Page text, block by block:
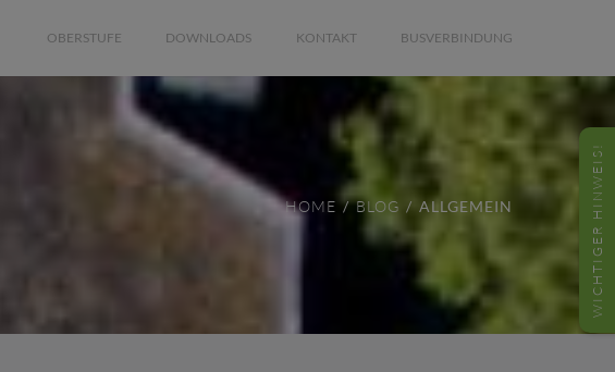
WICHTIGER HINWEIS!
OBERSTUFE DOWNLOADS KONTAKT BUSVERBINDUNG
HOME BLOG ALLGEMEIN